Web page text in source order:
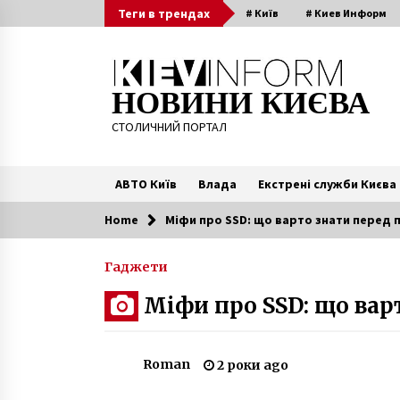
to
Теги в трендах # Київ # Киев Информ
НОВИНИ КИЄВА
СТОЛИЧНИЙ ПОРТАЛ
АВТО Київ Влада Екстрені служби Києва
Читають зараз
парадне кувалдою і погрожував
підірвати поліцейських
Через рейдерську схему киянин
Home Міфи про SSD: що варто знати перед
Гаджети
Міфи про SSD: що
Roman 2 роки ago